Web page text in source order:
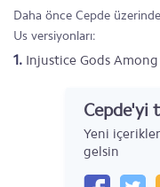
Daha önce Cepde
Us versiyonları:
1. Injustice Gods Among
Cepde'yi
Yeni içerikler
gelsin